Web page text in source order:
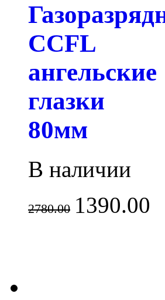
CCFL
ангельские
глазки
80мм
В наличии
2780.00 1390.00